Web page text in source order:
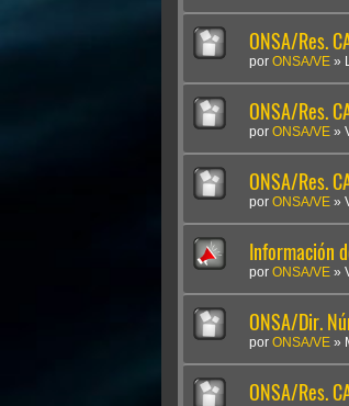
ONSA/Res.
por ONSA/VE »
ONSA/Res.
por ONSA/VE »
ONSA/Res.
por ONSA/VE »
Información
por ONSA/VE »
ONSA/Dir.
por ONSA/VE »
ONSA/Res.